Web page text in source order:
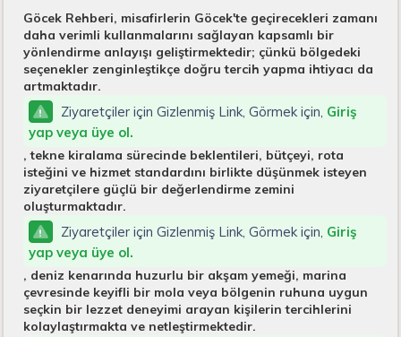
Göcek Rehberi, misafirlerin Göcek'te geçirecekleri zamanı
daha verimli kullanmalarını sağlayan kapsamlı bir
yönlendirme anlayışı geliştirmektedir; çünkü bölgedeki
seçenekler zenginleştikçe doğru tercih yapma ihtiyacı da
artmaktadır.
Ziyaretçiler için Gizlenmiş Link, Görmek için, Giriş
yap veya üye ol.
, tekne kiralama sürecinde beklentileri, bütçeyi, rota
isteğini ve hizmet standardını birlikte düşünmek isteyen
ziyaretçilere güçlü bir değerlendirme zemini
oluşturmaktadır.
Ziyaretçiler için Gizlenmiş Link, Görmek için, Giriş
yap veya üye ol.
, deniz kenarında huzurlu bir akşam yemeği, marina
çevresinde keyifli bir mola veya bölgenin ruhuna uygun
seçkin bir lezzet deneyimi arayan kişilerin tercihlerini
kolaylaştırmakta ve netleştirmektedir.